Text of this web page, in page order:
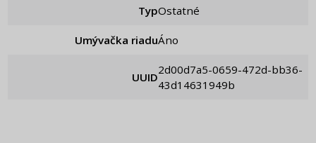
Typ Ostatné
Umývačka riadu Áno
UUID
2d00d7a5-0659-472d-bb36-
43d14631949b